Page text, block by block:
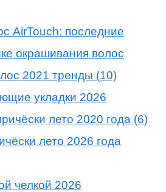
AirTouch: последние
окрашивания волос
укладки 2026
лето 2026 года
челкой 2026